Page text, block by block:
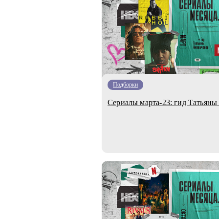
Подборки
Сериалы марта-23: гид